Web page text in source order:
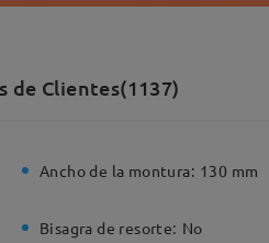
de Clientes(1137)
Ancho de la montura: 130 mm
Bisagra de resorte: No